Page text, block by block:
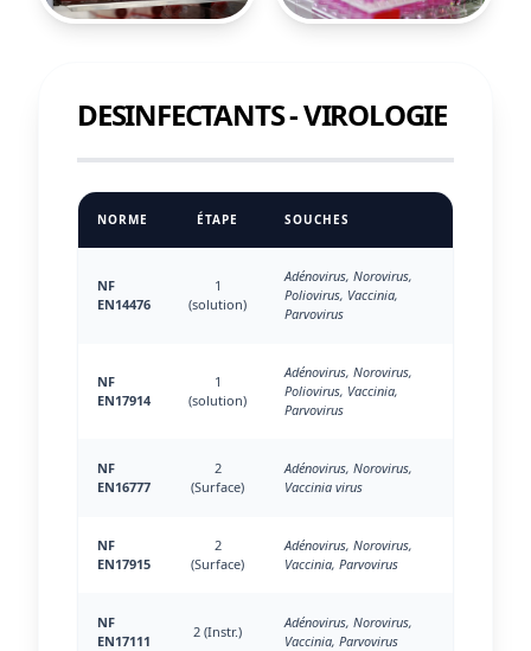
DESINFECTANTS - VIROLOGIE
NORME ÉTAPE SOUCHES
NF
EN14476
1
(solution)
Adénovirus, Norovirus,
Poliovirus, Vaccinia,
Parvovirus
NF
EN17914
1
(solution)
Adénovirus, Norovirus,
Poliovirus, Vaccinia,
Parvovirus
NF
EN16777
2
(Surface)
Adénovirus, Norovirus,
Vaccinia virus
NF
EN17915
2
(Surface)
Adénovirus, Norovirus,
Vaccinia, Parvovirus
NF
EN17111
2 (Instr.)
Adénovirus, Norovirus,
Vaccinia, Parvovirus